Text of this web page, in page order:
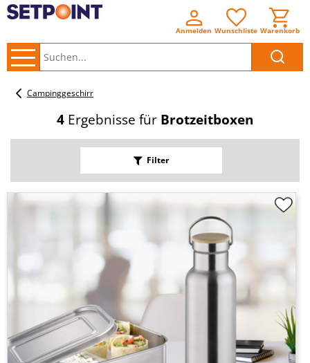
Anmelden Wunschliste Warenkorb
Campinggeschirr
4 Ergebnisse für Brotzeitboxen
Filter